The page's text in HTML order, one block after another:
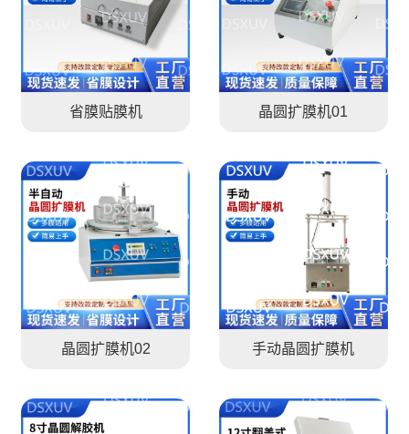
省膜贴膜机 晶圆扩膜机01
晶圆扩膜机02 手动晶圆扩膜机